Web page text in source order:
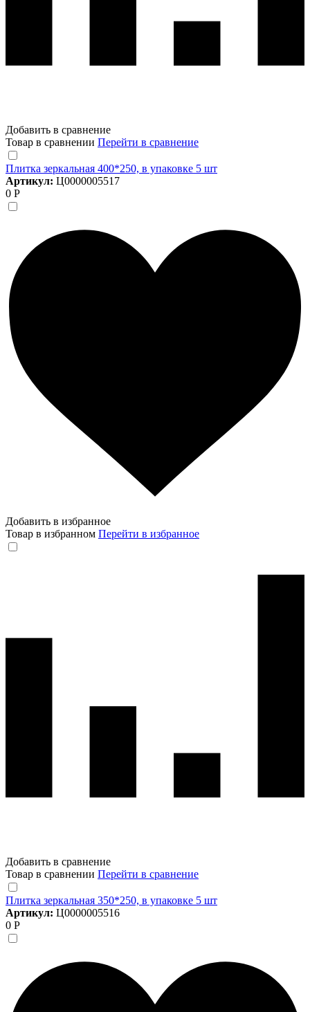
Добавить в сравнение
Товар в сравнении Перейти в сравнение
Плитка зеркальная 400*250, в упаковке 5 шт
Артикул: Ц0000005517
0 Р
Добавить в избранное
Товар в избранном Перейти в избранное
Добавить в сравнение
Товар в сравнении Перейти в сравнение
Плитка зеркальная 350*250, в упаковке 5 шт
Артикул: Ц0000005516
0 Р